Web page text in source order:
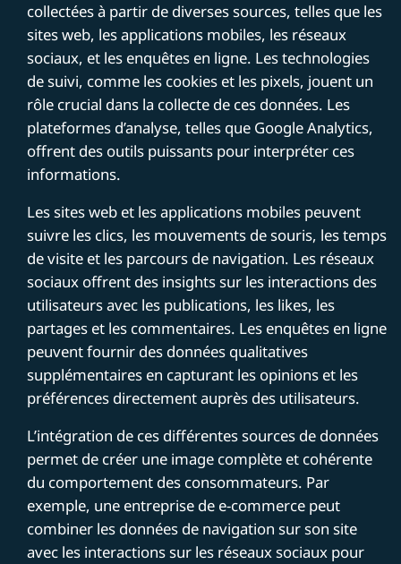
collectées à partir de diverses sources, telles que les
sites web, les applications mobiles, les réseaux
sociaux, et les enquêtes en ligne. Les technologies
de suivi, comme les cookies et les pixels, jouent un
rôle crucial dans la collecte de ces données. Les
plateformes d’analyse, telles que Google Analytics,
offrent des outils puissants pour interpréter ces
informations.
Les sites web et les applications mobiles peuvent
suivre les clics, les mouvements de souris, les temps
de visite et les parcours de navigation. Les réseaux
sociaux offrent des insights sur les interactions des
utilisateurs avec les publications, les likes, les
partages et les commentaires. Les enquêtes en ligne
peuvent fournir des données qualitatives
supplémentaires en capturant les opinions et les
préférences directement auprès des utilisateurs.
L’intégration de ces différentes sources de données
permet de créer une image complète et cohérente
du comportement des consommateurs. Par
exemple, une entreprise de e-commerce peut
combiner les données de navigation sur son site
avec les interactions sur les réseaux sociaux pour